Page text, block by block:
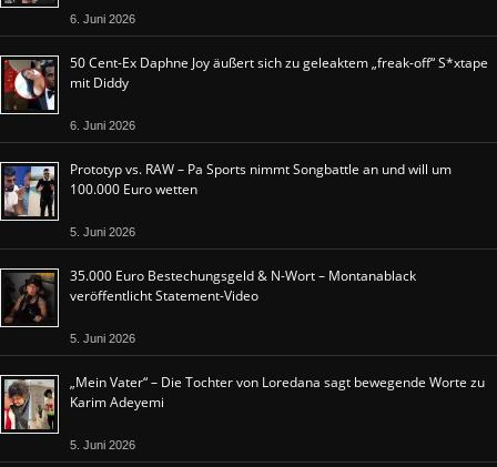
6. Juni 2026
50 Cent-Ex Daphne Joy äußert sich zu geleaktem „freak-off“ S*xtape
mit Diddy
6. Juni 2026
Prototyp vs. RAW – Pa Sports nimmt Songbattle an und will um
100.000 Euro wetten
5. Juni 2026
35.000 Euro Bestechungsgeld & N-Wort – Montanablack
veröffentlicht Statement-Video
5. Juni 2026
„Mein Vater“ – Die Tochter von Loredana sagt bewegende Worte zu
Karim Adeyemi
5. Juni 2026